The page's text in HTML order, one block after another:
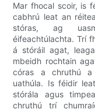
Mar fhocal scoir, is
cabhrú leat an
stóras, ag
éifeachtúlachta. Trí
á stóráil agat,
mbeidh rochtain
córas a chruthú a
uathúla. Is féidir
stórála agus
chruthú trí